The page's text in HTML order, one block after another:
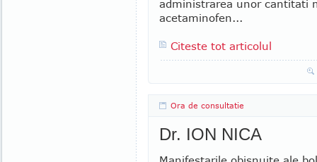
administrarea unor cantitati
acetaminofen...
Citeste tot articolul
Ora de consultatie
Dr. ION NICA